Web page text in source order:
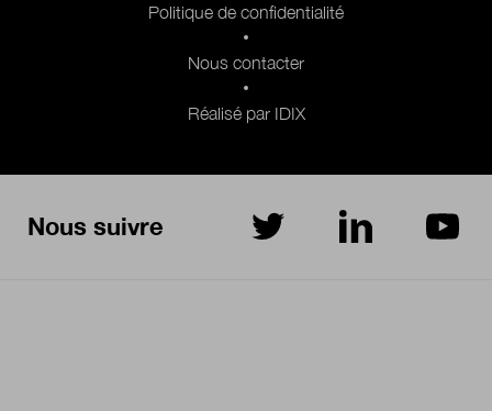
Nous suivre sur Twitter sur LinkedInsur
Politique de confidentialité
Nous contacter
Réalisé par IDIX